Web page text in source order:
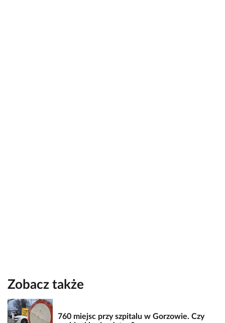
Zobacz także
760 miejsc przy szpitalu w Gorzowie. Czy